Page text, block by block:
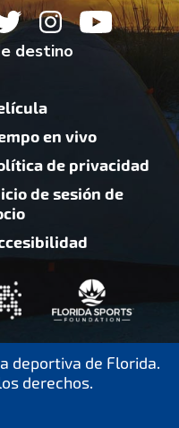
destino
en vivo
de privacidad
de sesión de
deportiva de Florida.
derechos.